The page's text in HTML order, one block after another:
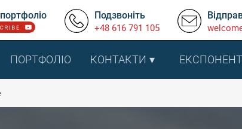
Подзвоніть
+48 616 791 105
ПОРТФОЛІО КОНТАКТИ